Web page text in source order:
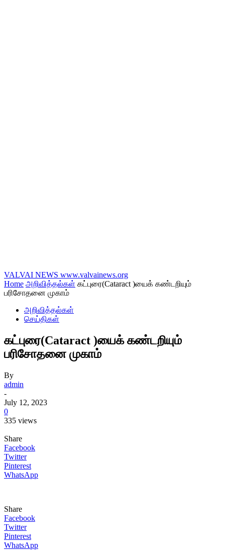
VALVAI NEWS www.valvainews.org
Home அறிவித்தல்கள் கட்புரை(Cataract )யைக் கண்டறியும்
பரிசோதனை முகாம்
அறிவித்தல்கள்
செய்திகள்
கட்புரை(Cataract )யைக் கண்டறியும்
பரிசோதனை முகாம்
By
admin
-
July 12, 2023
0
335 views
Share
Facebook
Twitter
Pinterest
WhatsApp
Share
Facebook
Twitter
Pinterest
WhatsApp